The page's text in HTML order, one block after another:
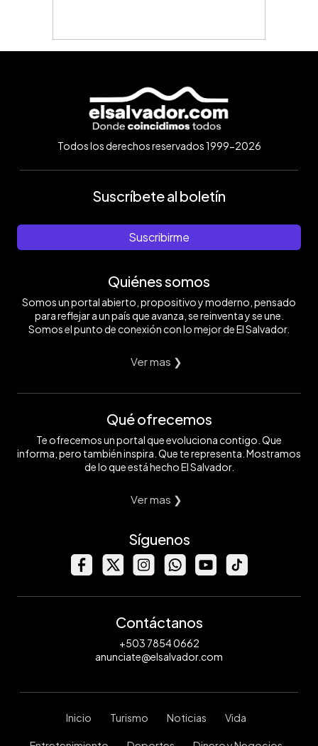
Todos los derechos reservados 1999-2026
Suscríbete al boletín
Suscribirme
Quiénes somos
Somos un portal abierto, propositivo y moderno, pensado
para reflejar a un país que avanza, se reinventa y se une.
Somos el punto de conexión con lo mejor de El Salvador.
Ver mas ❯
Qué ofrecemos
Te ofrecemos un portal que evoluciona contigo. Que
informa, pero también inspira. Que te representa. Mostramos
de lo que está hecho El Salvador.
Ver mas ❯
Síguenos
Contáctanos
+503 7854 0662
anunciate@elsalvador.com
Inicio Turismo Noticias Vida